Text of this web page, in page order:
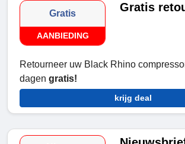
Gratis
AANBIEDING
Gratis
Retourneer uw Black Rhino
dagen gratis!
krijg deal